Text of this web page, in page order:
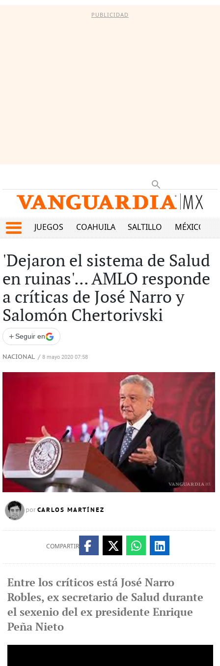
PUBLICIDAD
JUEGOS COAHUILA SALTILLO MÉXICO
'Dejaron el sistema de Salud
en ruinas'... AMLO responde
a críticas de José Narro y
Salomón Chertorivski
+ Seguir en
NACIONAL / 8 mayo 2020 07:58
por CARLOS MARTÍNEZ
COMPARTIR
Entre los críticos está José Narro
Robles, ex secretario de Salud durante
el sexenio del ex presidente Enrique
Peña Nieto